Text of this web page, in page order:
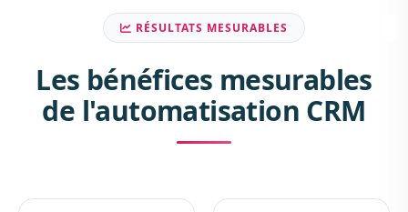
RÉSULTATS MESURABLES
Les bénéfices mesurables
de l'automatisation CRM